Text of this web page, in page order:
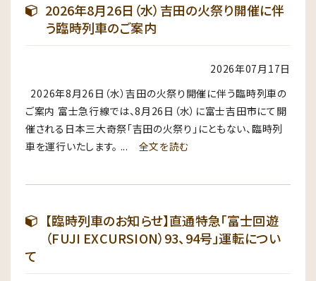
2026年8月26日（水）吉田の火祭り開催に伴
う臨時列車のご案内
2026年07月17日
2026年8月26日（水）吉田の火祭り開催に伴う臨時列車の
ご案内 富士急行線では、8月26日（水）に富士吉田市にて開
催される日本三大奇祭「吉田の火祭り」にともない、臨時列
車を運行いたします。 ... 全文を読む
【臨時列車のお知らせ】直通特急「富士回遊
（FUJI EXCURSION）93、94号」運転につい
て